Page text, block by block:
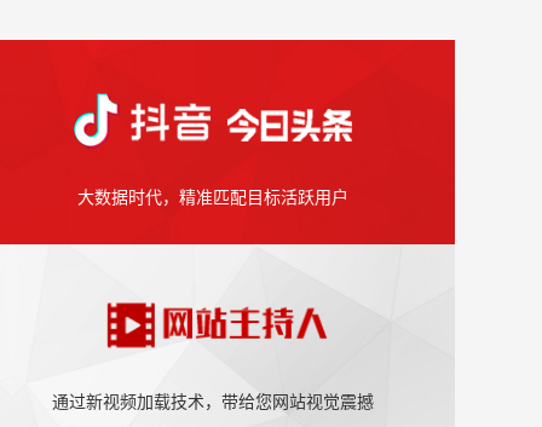
大数据时代，精准匹配目标活跃用户
通过新视频加载技术，带给您网站视觉震撼